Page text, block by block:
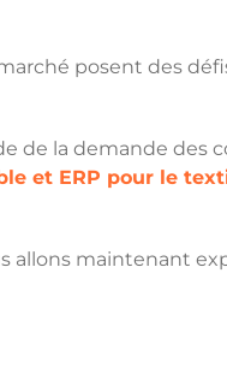
posent des
de la demande des
et ERP pour le
allons maintenant